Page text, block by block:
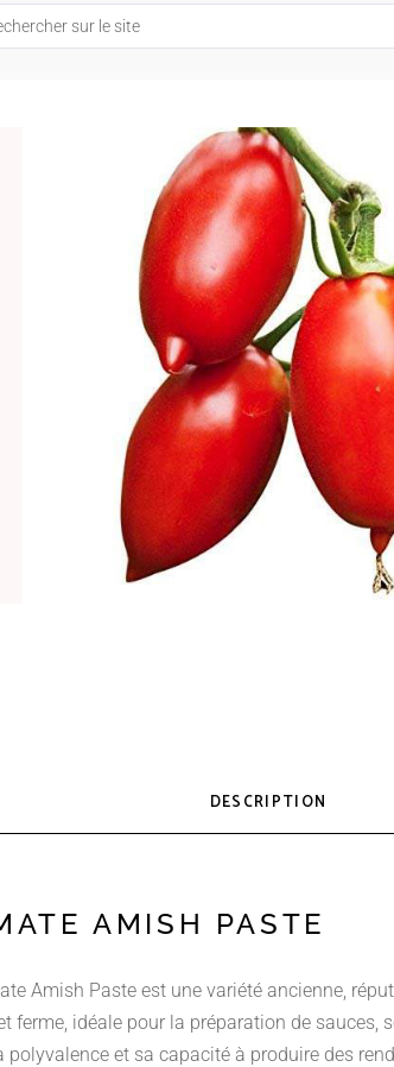
– Les
–
— Carte
–
DESCRIPTION
AMISH PASTE
Amish Paste est une variété ancienne,
ferme, idéale pour la préparation de
polyvalence et sa capacité à produire des